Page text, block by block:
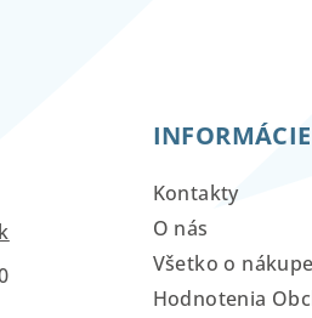
Kontakty
O nás
Všetko o nákupe
Hodnotenia